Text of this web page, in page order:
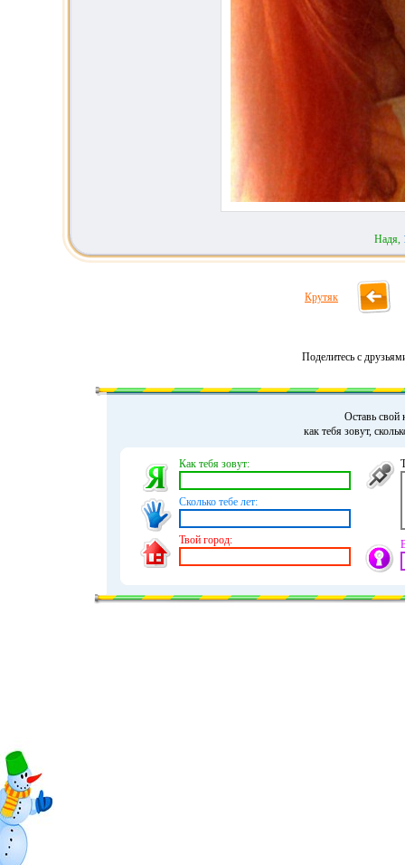
Надя,
Крутяк
Поделитесь с
Оставь свой
как тебя зовут,
Как тебя зовут:
Сколько тебе лет:
Твой город: